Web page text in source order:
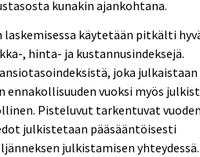
kunakin ajankohtana.
käytetään pitkälti
, hinta- ja kustannusindeksejä.
joka julkaistaan
ennakollisuuden vuoksi myös
Pisteluvut tarkentuvat vuoden
julkistetaan pääsääntöisesti
julkistamisen yhteydessä.